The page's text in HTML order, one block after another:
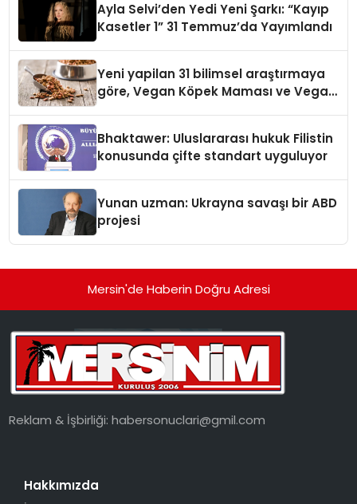
Ayla Selvi’den Yedi Yeni Şarkı: “Kayıp
Kasetler 1” 31 Temmuz’da Yayımlandı
Yeni yapilan 31 bilimsel araştırmaya
göre, Vegan Köpek Maması ve Vegan
Bhaktawer: Uluslararası hukuk Filistin
konusunda çifte standart uyguluyor
Yunan uzman: Ukrayna savaşı bir ABD
projesi
Mersin'de Haberin Doğru Adresi
Reklam & İşbirliği:habersonuclari@gmil.com
Hakkımızda